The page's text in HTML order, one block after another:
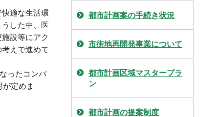
適な生活環
した中、医
設等にアク
考えで進めて
ったコンパ
定めま
都市計画案の手続き状況
市街地再開発事業について
都市計画区域マスタープラ
ン
都市計画の提案制度